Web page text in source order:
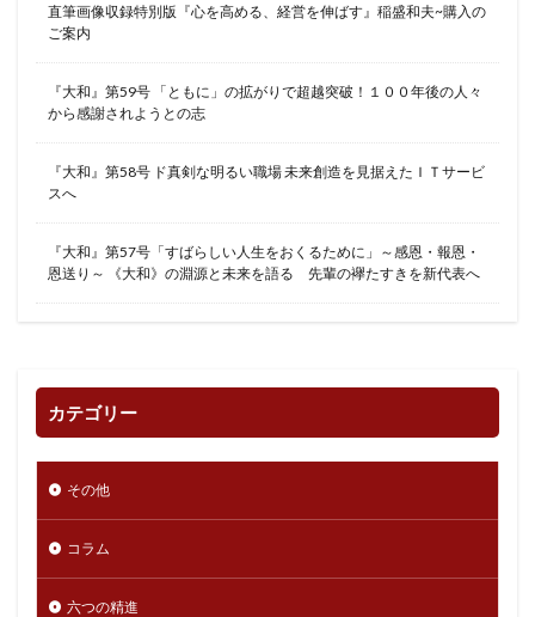
直筆画像収録特別版『心を高める、経営を伸ばす』稲盛和夫~購入の
ご案内
『大和』第59号 「ともに」の拡がりで超越突破！１００年後の人々
から感謝されようとの志
『大和』第58号 ド真剣な明るい職場 未来創造を見据えたＩＴサービ
スへ
『大和』第57号「すばらしい人生をおくるために」～感恩・報恩・
恩送り～ 《大和》の淵源と未来を語る 先輩の襷たすきを新代表へ
カテゴリー
その他
コラム
六つの精進